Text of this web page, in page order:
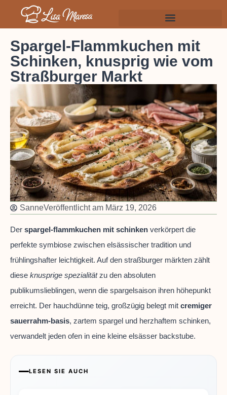
Spargel-Flammkuchen mit
Schinken, knusprig wie vom
Straßburger Markt
SanneVeröffentlicht am März 19, 2026
Der spargel-flammkuchen mit schinken verkörpert die
perfekte symbiose zwischen elsässischer tradition und
frühlingshafter leichtigkeit. Auf den straßburger märkten zählt
diese knusprige spezialitätzu den absoluten
publikumslieblingen, wenn die spargelsaison ihren höhepunkt
erreicht. Der hauchdünne teig, großzügig belegt mit cremiger
sauerrahm-basis, zartem spargel und herzhaftem schinken,
verwandelt jeden ofen in eine kleine elsässer backstube.
LESEN SIE AUCH